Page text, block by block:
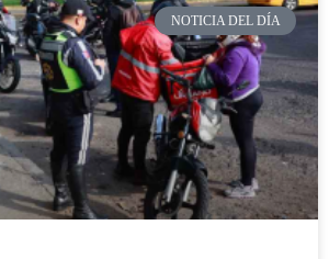
NOTICIA DEL DÍA